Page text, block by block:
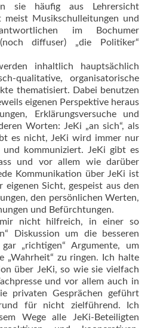
sie häufig aus Lehrersicht
meist Musikschulleitungen und
im Bochumer
diffuser) „die Politiker“
inhaltlich hauptsächlich
qualitative, organisatorische
thematisiert. Dabei benutzen
eigenen Perspektive heraus
Erklärungsversuche und
Worten: JeKi „an sich“, als
es nicht, JeKi wird immer nur
kommuniziert. JeKi gibt es
und vor allem wie darüber
Kommunikation über JeKi ist
eigenen Sicht, gespeist aus den
den persönlichen Werten,
und Befürchtungen.
nicht hilfreich, in einer so
Diskussion um die besseren
„richtigen“ Argumente, um
„Wahrheit“ zu ringen. Ich halte
über JeKi, so wie sie vielfach
und vor allem auch in
privaten Gesprächen geführt
für nicht zielführend. Ich
Wege alle JeKi-Beteiligten